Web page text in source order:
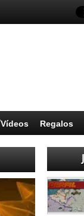
Vídeos Regalos